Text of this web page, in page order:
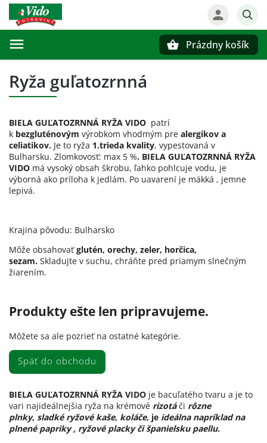
Prázdny košík
Ryža guľatozrnná
BIELA GUĽATOZRNNÁ RYŽA VIDO patrí
k bezgluténovým výrobkom vhodmým pre alergikov a
celiatikov. Je to ryža 1.trieda kvality, vypestovaná v
Bulharsku. Zlomkovosť: max 5 %. BIELA GUĽATOZRNNÁ RYŽA
VIDO má vysoký obsah škrobu, ľahko pohlcuje vodu, je
výborná ako príloha k jedlám. Po uavarení je mäkká , jemne
lepivá.
Krajina pôvodu: Bulharsko
Môže obsahovaťglutén, orechy, zeler, horčica,
sezam. Skladujte v suchu, chráňte pred priamym slnečným
žiarením.
Produkty ešte len pripravujeme.
Môžete sa ale pozrieť na ostatné kategórie.
Späť do obchodu
BIELA GUĽATOZRNNÁ RYŽA VIDO je bacuľatého tvaru a je to
vari najideálnejšia ryža na krémové rizotá či rôzne
plnky, sladké ryžové kaše, koláče, je ideálna napríklad na
plnené papriky , ryžové placky či španielsku paellu.